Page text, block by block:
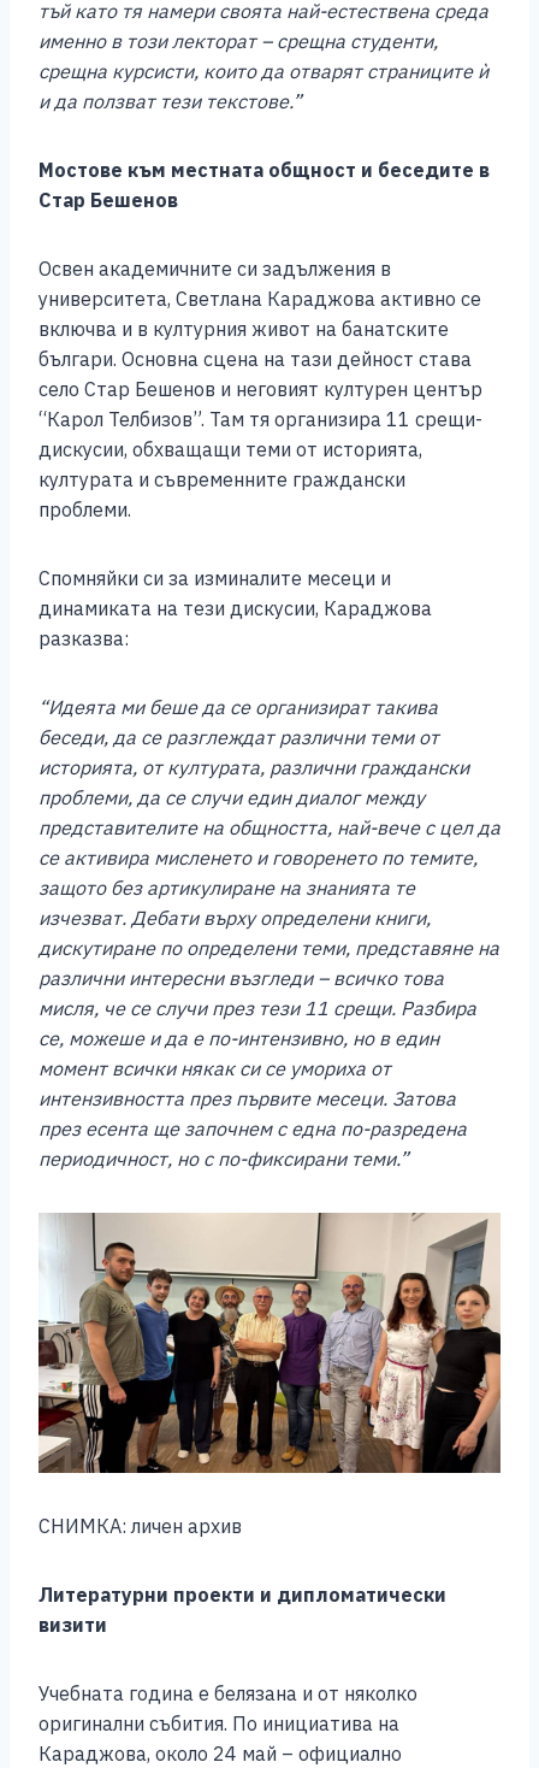
тъй като тя намери своята най-естествена среда
именно в този лекторат – срещна студенти,
срещна курсисти, които да отварят страниците ѝ
и да ползват тези текстове.”
Мостове към местната общност и беседите в
Стар Бешенов
Освен академичните си задължения в
университета, Светлана Караджова активно се
включва и в културния живот на банатските
българи. Основна сцена на тази дейност става
село Стар Бешенов и неговият културен център
“Карол Телбизов”. Там тя организира 11 срещи-
дискусии, обхващащи теми от историята,
културата и съвременните граждански
проблеми.
Спомняйки си за изминалите месеци и
динамиката на тези дискусии, Караджова
разказва:
“Идеята ми беше да се организират такива
беседи, да се разглеждат различни теми от
историята, от културата, различни граждански
проблеми, да се случи един диалог между
представителите на общността, най-вече с цел да
се активира мисленето и говоренето по темите,
защото без артикулиране на знанията те
изчезват. Дебати върху определени книги,
дискутиране по определени теми, представяне на
различни интересни възгледи – всичко това
мисля, че се случи през тези 11 срещи. Разбира
се, можеше и да е по-интензивно, но в един
момент всички някак си се умориха от
интензивността през първите месеци. Затова
през есента ще започнем с една по-разредена
периодичност, но с по-фиксирани теми.”
СНИМКА: личен архив
Литературни проекти и дипломатически
визити
Учебната година е белязана и от няколко
оригинални събития. По инициатива на
Караджова, около 24 май – официално